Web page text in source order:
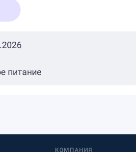
КОМПАНИЯ